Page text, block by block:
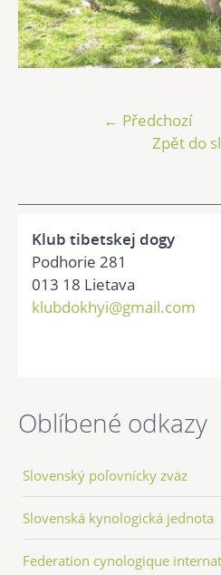
← Předchozí
Zpět do
Klub tibetskej dogy
Podhorie 281
013 18 Lietava
klubdokhyi@gmail.com
Oblíbené odkazy
Slovenský poľovnícky zväz
Slovenská kynologická jednota
Federation cynologique